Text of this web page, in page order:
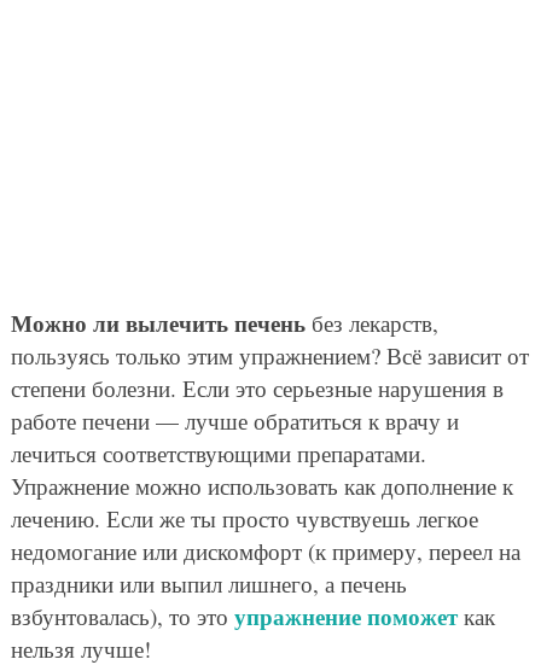
Можно ли вылечить печеньбез лекарств,
пользуясь только этим упражнением? Всё зависит от
степени болезни. Если это серьезные нарушения в
работе печени — лучше обратиться к врачу и
лечиться соответствующими препаратами.
Упражнение можно использовать как дополнение к
лечению. Если же ты просто чувствуешь легкое
недомогание или дискомфорт (к примеру, переел на
праздники или выпил лишнего, а печень
взбунтовалась), то это упражнение поможеткак
нельзя лучше!